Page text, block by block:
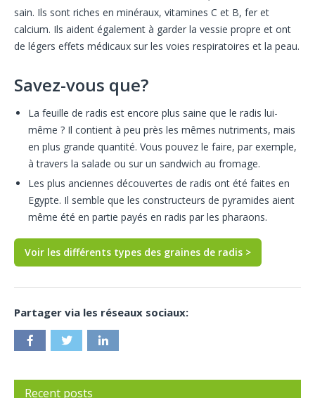
sain. Ils sont riches en minéraux, vitamines C et B, fer et
calcium. Ils aident également à garder la vessie propre et ont
de légers effets médicaux sur les voies respiratoires et la peau.
Savez-vous que?
La feuille de radis est encore plus saine que le radis lui-
même ? Il contient à peu près les mêmes nutriments, mais
en plus grande quantité. Vous pouvez le faire, par exemple,
à travers la salade ou sur un sandwich au fromage.
Les plus anciennes découvertes de radis ont été faites en
Egypte. Il semble que les constructeurs de pyramides aient
même été en partie payés en radis par les pharaons.
Voir les différents types des graines de radis >
Partager via les réseaux sociaux:
Recent posts